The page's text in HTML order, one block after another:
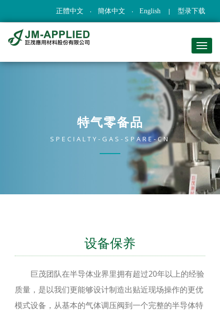
正體中文 簡体中文 English 型录下载
特气零备品
SPECIALTY-GAS-SPARE-CN
设备保养
巨茂团队在半导体业界里拥有超过20年以上的经验
质量，是以我们更能够设计制造出贴近现场操作的更优
模式设备，从基本的气体调压阀到一个完整的半导体特